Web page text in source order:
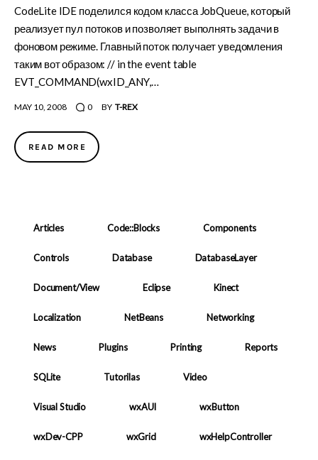
CodeLite IDE поделился кодом класса JobQueue, который
реализует пул потоков и позволяет выполнять задачи в
фоновом режиме. Главный поток получает уведомления
таким вот образом: // in the event table
EVT_COMMAND(wxID_ANY,…
MAY 10, 2008 0 BY T-REX
READ MORE
Articles Code::Blocks Components
Controls Database DatabaseLayer
Document/View Eclipse Kinect
Localization NetBeans Networking
News Plugins Printing Reports
SQLite Tutorilas Video
Visual Studio wxAUI wxButton
wxDev-CPP wxGrid wxHelpController